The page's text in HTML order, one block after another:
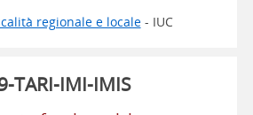
regionale e locale- IUC
TARI-IMI-IMIS